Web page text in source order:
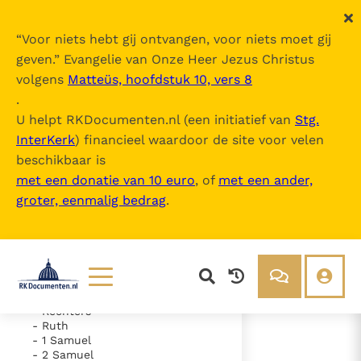
“Voor niets hebt gij ontvangen, voor niets moet gij
geven.” Evangelie van Onze Heer Jezus Christus
volgens Matteüs, hoofdstuk 10, vers 8
.
U helpt RKDocumenten.nl (een initiatief van Stg.
InterKerk) financieel waardoor de site voor velen
beschikbaar is
met een donatie van 10 euro, of met een ander,
groter, eenmalig bedrag.
Lezen
Documenten
Over ons
De Bijbel
Inhoudsopgave
uitklappen
- Oude Testament
- Exodus
- Numeri
- Deuteronomium
- Rechters
- Ruth
- 1 Samuel
- 2 Samuel
- Hoofdstuk 7